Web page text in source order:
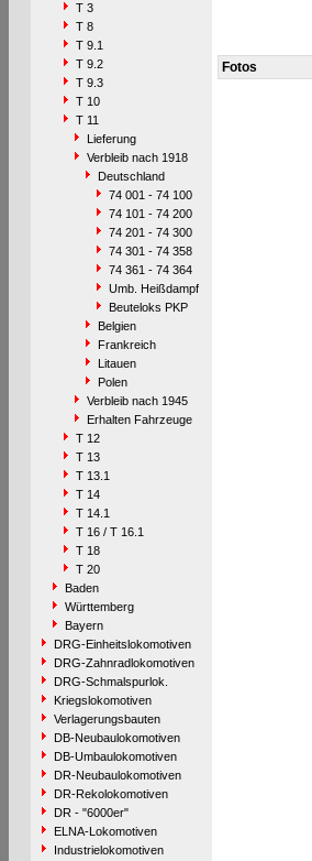
T 3
T 8
T 9.1
T 9.2
T 9.3
T 10
T 11
Lieferung
Verbleib nach 1918
Deutschland
74 001 - 74 100
74 101 - 74 200
74 201 - 74 300
74 301 - 74 358
74 361 - 74 364
Umb. Heißdampf
Beuteloks PKP
Belgien
Frankreich
Litauen
Polen
Verbleib nach 1945
Erhalten Fahrzeuge
T 12
T 13
T 13.1
T 14
T 14.1
T 16 / T 16.1
T 18
T 20
Baden
Württemberg
Bayern
DRG-Einheitslokomotiven
DRG-Zahnradlokomotiven
DRG-Schmalspurlok.
Kriegslokomotiven
Verlagerungsbauten
DB-Neubaulokomotiven
DB-Umbaulokomotiven
DR-Neubaulokomotiven
DR-Rekolokomotiven
DR - "6000er"
ELNA-Lokomotiven
Industrielokomotiven
Fotos